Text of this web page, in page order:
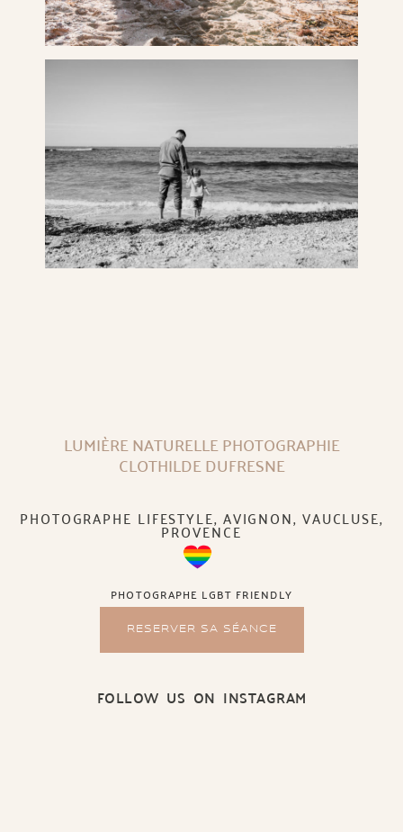
LUMIÈRE NATURELLE PHOTOGRAPHIE
CLOTHILDE DUFRESNE
PHOTOGRAPHE LIFESTYLE, AVIGNON, VAUCLUSE,
PROVENCE
PHOTOGRAPHE LGBT FRIENDLY
RESERVER SA SÉANCE
FOLLOW US ON INSTAGRAM